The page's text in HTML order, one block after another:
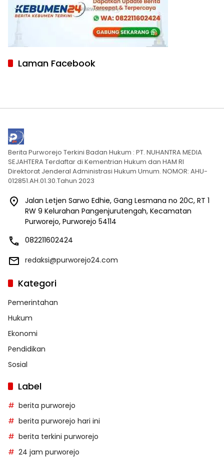
Laman Facebook
Berita Purworejo Terkini Badan Hukum : PT. NUHANTRA MEDIA
SEJAHTERA Terdaftar di Kementrian Hukum dan HAM RI
Direktorat Jenderal Administrasi Hukum Umum. NOMOR: AHU-
012851.AH.01.30.Tahun 2023
Jalan Letjen Sarwo Edhie, Gang Lesmana no 20C, RT 1
RW 9 Kelurahan Pangenjurutengah, Kecamatan
Purworejo, Purworejo 54114
082211602424
redaksi@purworejo24.com
Kategori
Pemerintahan
Hukum
Ekonomi
Pendidikan
Sosial
Label
berita purworejo
berita purworejo hari ini
berita terkini purworejo
24 jam purworejo